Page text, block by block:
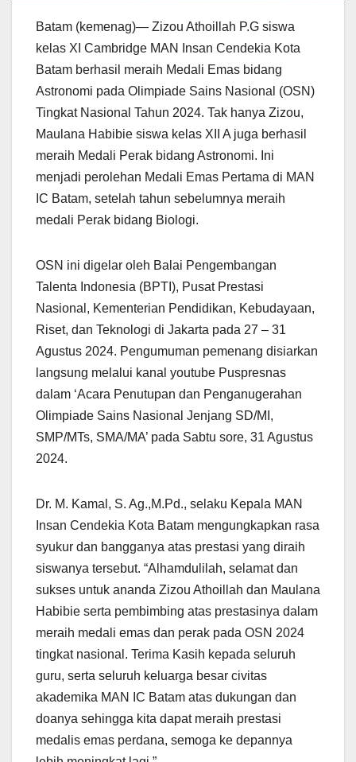
Batam (kemenag)— Zizou Athoillah P.G siswa
kelas XI Cambridge MAN Insan Cendekia Kota
Batam berhasil meraih Medali Emas bidang
Astronomi pada Olimpiade Sains Nasional (OSN)
Tingkat Nasional Tahun 2024. Tak hanya Zizou,
Maulana Habibie siswa kelas XII A juga berhasil
meraih Medali Perak bidang Astronomi. Ini
menjadi perolehan Medali Emas Pertama di MAN
IC Batam, setelah tahun sebelumnya meraih
medali Perak bidang Biologi.
OSN ini digelar oleh Balai Pengembangan
Talenta Indonesia (BPTI), Pusat Prestasi
Nasional, Kementerian Pendidikan, Kebudayaan,
Riset, dan Teknologi di Jakarta pada 27 – 31
Agustus 2024. Pengumuman pemenang disiarkan
langsung melalui kanal youtube Puspresnas
dalam ‘Acara Penutupan dan Penganugerahan
Olimpiade Sains Nasional Jenjang SD/MI,
SMP/MTs, SMA/MA’ pada Sabtu sore, 31 Agustus
2024.
Dr. M. Kamal, S. Ag.,M.Pd., selaku Kepala MAN
Insan Cendekia Kota Batam mengungkapkan rasa
syukur dan bangganya atas prestasi yang diraih
siswanya tersebut. “Alhamdulilah, selamat dan
sukses untuk ananda Zizou Athoillah dan Maulana
Habibie serta pembimbing atas prestasinya dalam
meraih medali emas dan perak pada OSN 2024
tingkat nasional. Terima Kasih kepada seluruh
guru, serta seluruh keluarga besar civitas
akademika MAN IC Batam atas dukungan dan
doanya sehingga kita dapat meraih prestasi
medalis emas perdana, semoga ke depannya